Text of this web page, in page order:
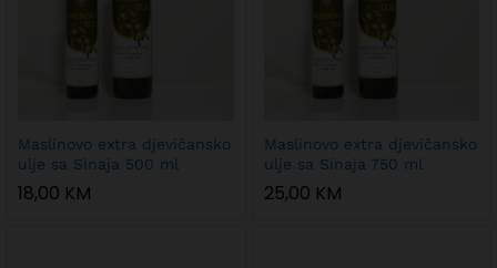
Maslinovo extra djevičansko
ulje sa Sinaja 500 ml
18,00 KM
Maslinovo extra djevičansko
ulje sa Sinaja 750 ml
25,00 KM